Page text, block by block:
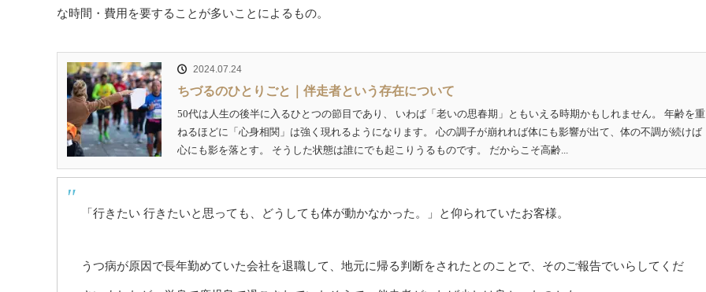
な時間・費用を要することが多いことによるもの。
2024.07.24
ちづるのひとりごと｜伴走者という存在について
50代は人生の後半に入るひとつの節目であり、 いわば「老いの思春期」ともいえる時期かもしれません。 年齢を重
ねるほどに「心身相関」は強く現れるようになります。 心の調子が崩れれば体にも影響が出て、体の不調が続けば
心にも影を落とす。 そうした状態は誰にでも起こりうるものです。 だからこそ高齢...
「行きたい 行きたいと思っても、どうしても体が動かなかった。」と仰られていたお客様。
うつ病が原因で長年勤めていた会社を退職して、地元に帰る判断をされたとのことで、そのご報告でいらしてくだ